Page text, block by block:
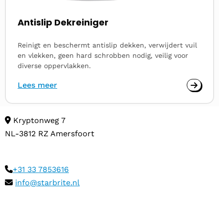
Antislip Dekreiniger
Reinigt en beschermt antislip dekken, verwijdert vuil
en vlekken, geen hard schrobben nodig, veilig voor
diverse oppervlakken.
Lees meer
Kryptonweg 7
NL-3812 RZ Amersfoort
+31 33 7853616
info@starbrite.nl